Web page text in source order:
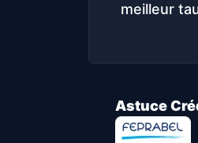
meilleur
Astuce